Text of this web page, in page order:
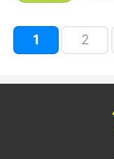
1 2